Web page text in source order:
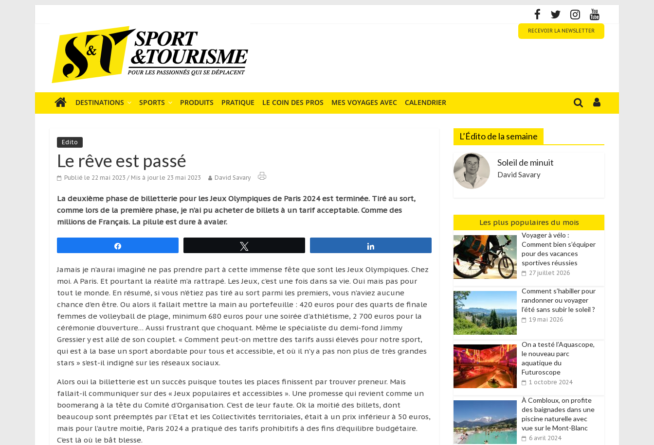
content
Tourisme
est
un
média
sur
sportif
qui
s’adresse
aux
ponctuels
ou
réguliers,
pratiquants,
passionnés
simples
spectateurs
de
sport,
qui
se
déplacent
en
France
l’étranger
pour
assouvir
leur
RECEVOIR LA NEWSLETTER
DESTINATIONS SPORTS PRODUITS PRATIQUE LE COIN DES PROS MES VOYAGES AVEC CALENDRIER
Edito
Le rêve est passé
Publié le 22 mai 2023 / Mis à jour le 23 mai 2023 David Savary
La deuxième phase de billetterie pour les Jeux Olympiques de Paris 2024 est terminée. Tiré au sort,
comme lors de la première phase, je n’ai pu acheter de billets à un tarif acceptable. Comme des
millions de Français. La pilule est dure à avaler.
Jamais je n’aurai imaginé ne pas prendre part à cette immense fête que sont les Jeux Olympiques. Chez
moi. A Paris. Et pourtant la réalité m’a rattrapé. Les Jeux, c’est une fois dans sa vie. Oui mais pas pour
tout le monde. En résumé, si vous n’étiez pas tiré au sort parmi les premiers, vous n’aviez aucune
chance d’en être. Ou alors il fallait mettre la main au portefeuille : 420 euros pour des quarts de finale
femmes de volleyball de plage, minimum 680 euros pour une soirée d’athlétisme, 2 700 euros pour la
cérémonie d’ouverture… Aussi frustrant que choquant. Même le spécialiste du demi-fond Jimmy
Gressier y est allé de son couplet. « Comment peut-on mettre des tarifs aussi élevés pour notre sport,
qui est à la base un sport abordable pour tous et accessible, et où il n’y a pas non plus de très grandes
stars » s’est-il indigné sur les réseaux sociaux.
Alors oui la billetterie est un succès puisque toutes les places finissent par trouver preneur. Mais
fallait-il communiquer sur des « Jeux populaires et accessibles ». Une promesse qui revient comme un
boomerang à la tête du Comité d’Organisation. C’est de leur faute. Ok la moitié des billets, dont
beaucoup sont préemptés par l’Etat et les Collectivités territoriales, était à un prix inférieur à 50 euros,
mais pour l’autre moitié, Paris 2024 a pratiqué des tarifs prohibitifs à des fins d’équilibre budgétaire.
C’est là où le bât blesse.
L’Édito de la semaine
Soleil de minuit
David Savary
Les plus populaires du mois
Voyager à vélo :
Comment bien s’équiper
pour des vacances
sportives réussies
27 juillet 2026
Comment s’habiller pour
randonner ou voyager
l’été sans subir le soleil ?
19 mai 2026
On a testé l’Aquascope,
le nouveau parc
aquatique du
Futuroscope
1 octobre 2024
À Combloux, on profite
des baignades dans une
piscine naturelle avec
vue sur le Mont-Blanc
6 avril 2024